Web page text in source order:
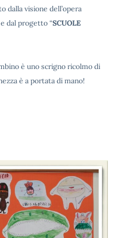
dalla visione dell’opera
e dal progetto “SCUOLE
è uno scrigno ricolmo di
è a portata di mano!